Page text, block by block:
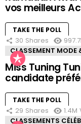
vos meilleurs
TAKE THE POLL
30 Shares
CLASSEMENT MODE
Miss Tuning
candidate
TAKE THE POLL
29 Shares 1.4M
CLASSEMENTS